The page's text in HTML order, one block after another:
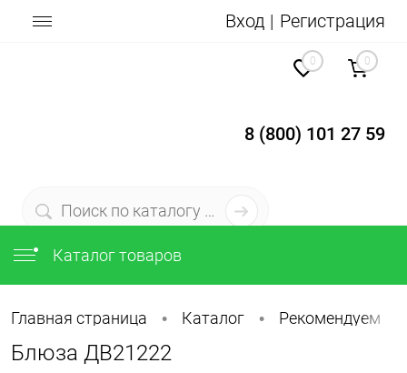
Вход Регистрация
8 (800) 101 27 59
0 0
Каталог товаров
Главная страница • Каталог • Рекомендуем
Блюза ДВ21222